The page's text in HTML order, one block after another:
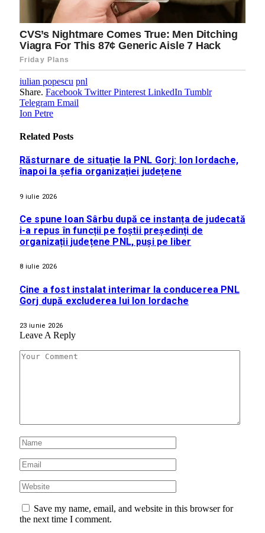
iulian popescu pnl
Share. Facebook Twitter Pinterest LinkedIn Tumblr
Telegram Email
Ion Petre
Related Posts
Răsturnare de situație la PNL Gorj: Ion Iordache,
înapoi la șefia organizației județene
9 iulie 2026
Ce spune Ioan Sârbu după ce instanța de judecată
i-a repus în funcții pe foștii președinți de
organizații județene PNL, puși pe liber
8 iulie 2026
Cine a fost instalat interimar la conducerea PNL
Gorj după excluderea lui Ion Iordache
23 iunie 2026
Leave A Reply
Save my name, email, and website in this browser for
the next time I comment.